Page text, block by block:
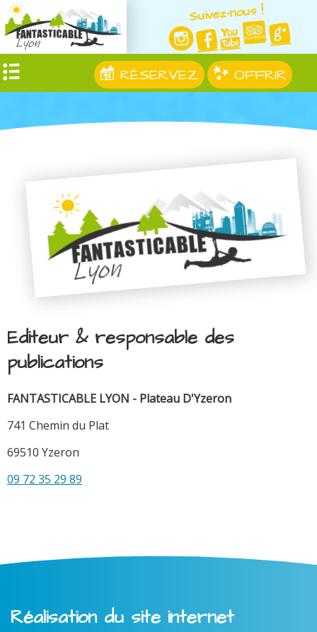
Suivez-nous !
RÉSERVEZ OFFRIR
Editeur & responsable des
publications
FANTASTICABLE LYON - Plateau D'Yzeron
741 Chemin du Plat
69510 Yzeron
09 72 35 29 89
Réalisation du site internet